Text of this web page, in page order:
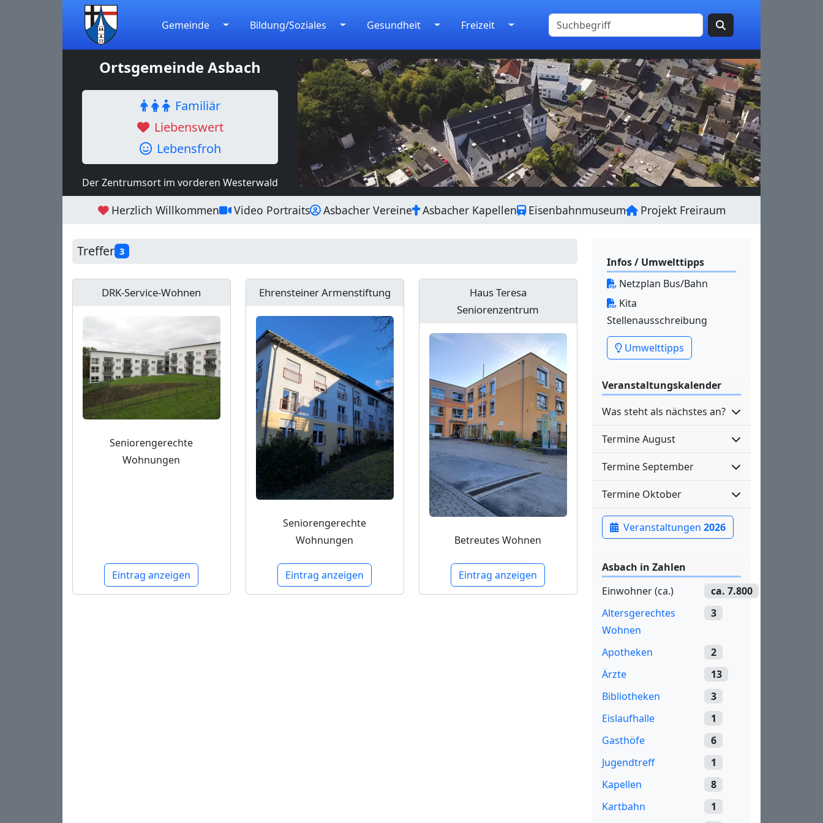
Gemeinde Bildung/Soziales Gesundheit Freizeit
Ortsgemeinde Asbach
Familiär
Liebenswert
Lebensfroh
Der Zentrumsort im vorderen Westerwald
Herzlich Willkommen Video Portraits Asbacher Vereine Asbacher Kapellen Eisenbahnmuseum Projekt Freiraum
Treffer 3
DRK-Service-Wohnen
Seniorengerechte
Wohnungen
Eintrag anzeigen
Ehrensteiner Armenstiftung
Seniorengerechte
Wohnungen
Eintrag anzeigen
Haus Teresa
Seniorenzentrum
Betreutes Wohnen
Eintrag anzeigen
Infos / Umwelttipps
Netzplan Bus/Bahn
Kita
Stellenausschreibung
Umwelttipps
Veranstaltungskalender
Was steht als nächstes an?
Termine August
Termine September
Termine Oktober
Veranstaltungen 2026
Asbach in Zahlen
Einwohner (ca.)
ca. 7.800
Altersgerechtes
Wohnen
3
Apotheken
2
Ärzte
13
Bibliotheken
3
Eislaufhalle
1
Gasthöfe
6
Jugendtreff
1
Kapellen
8
Kartbahn
1